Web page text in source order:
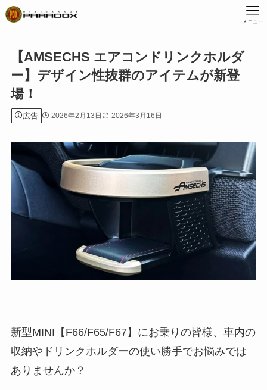
メニュー
【AMSECHS エアコンドリンクホルダ
ー】デザイン性抜群のアイテムが新登
場！
広告 2026年2月13日 2026年3月16日
新型MINI【F66/F65/F67】にお乗りの皆様、車内の
収納やドリンクホルダーの使い勝手でお悩みでは
ありませんか？